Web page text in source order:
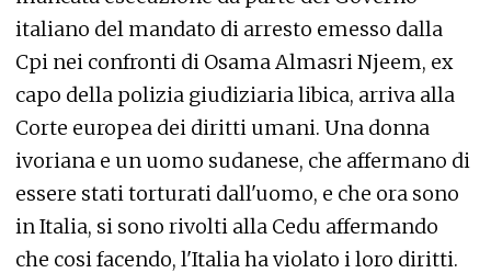
italiano del mandato di arresto emesso dalla
Cpi nei confronti di Osama Almasri Njeem, ex
capo della polizia giudiziaria libica, arriva alla
Corte europea dei diritti umani. Una donna
ivoriana e un uomo sudanese, che affermano di
essere stati torturati dall'uomo, e che ora sono
in Italia, si sono rivolti alla Cedu affermando
che cosi facendo, l'Italia ha violato i loro diritti.